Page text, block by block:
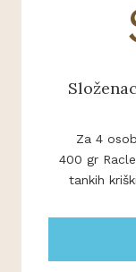
Za 4
400 gr
tankih